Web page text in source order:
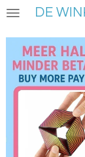
Ga
naar
hoofdinhoud
DE